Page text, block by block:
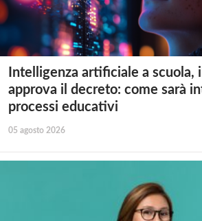
Intelligenza artificiale a scuola,
approva il decreto: come sarà
processi educativi
05 agosto 2026